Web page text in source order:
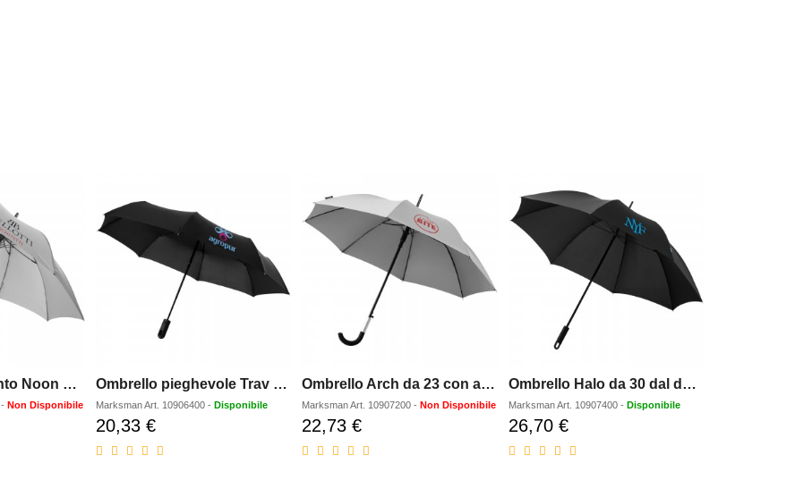
Ombrello antivento Noon da 23 con apertura automatica
- Non Disponibile
Ombrello pieghevole Trav da 215 con chiusura/apertura automatica
MarksmanArt. 10906400- Disponibile
20,33 €Prezzo
scontato
Ombrello Arch da 23 con apertura automatica
MarksmanArt. 10907200 - Non Disponibile
22,73 €Prezzo
scontato
Ombrello Halo da 30 dal design esclusivo
MarksmanArt. 10907400- Disponibile
26,70 €Prezzo
scontato